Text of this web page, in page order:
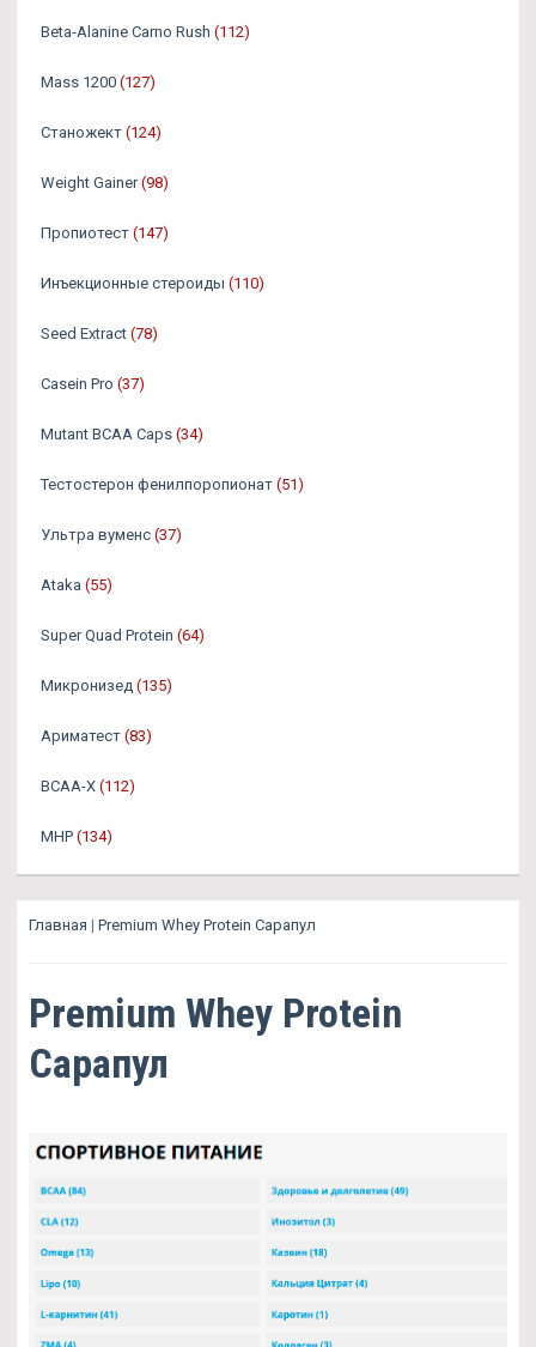
Beta-Alanine Carno Rush (112)
Mass 1200 (127)
Станожект (124)
Weight Gainer (98)
Пропиотест (147)
Инъекционные стероиды (110)
Seed Extract (78)
Casein Pro (37)
Mutant BCAA Caps (34)
Тестостерон фенилпоропионат (51)
Ультра вуменс (37)
Ataka (55)
Super Quad Protein (64)
Микронизед (135)
Ариматест (83)
BCAA-X (112)
MHP (134)
Главная | Premium Whey Protein Сарапул
Premium Whey Protein
Сарапул